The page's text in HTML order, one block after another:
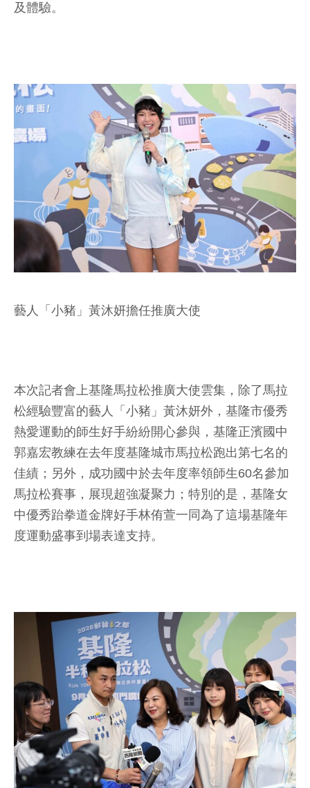
及體驗。
藝人「小豬」黃沐妍擔任推廣大使
本次記者會上基隆馬拉松推廣大使雲集，除了馬拉
松經驗豐富的藝人「小豬」黃沐妍外，基隆市優秀
熱愛運動的師生好手紛紛開心參與，基隆正濱國中
郭嘉宏教練在去年度基隆城市馬拉松跑出第七名的
佳績；另外，成功國中於去年度率領師生60名參加
馬拉松賽事，展現超強凝聚力；特別的是，基隆女
中優秀跆拳道金牌好手林侑萱一同為了這場基隆年
度運動盛事到場表達支持。